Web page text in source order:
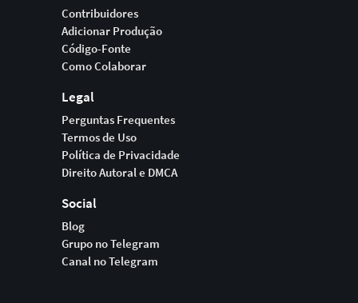
Contribuidores
Adicionar Produção
Código-Fonte
Como Colaborar
Legal
Perguntas Frequentes
Termos de Uso
Política de Privacidade
Direito Autoral e DMCA
Social
Blog
Grupo no Telegram
Canal no Telegram